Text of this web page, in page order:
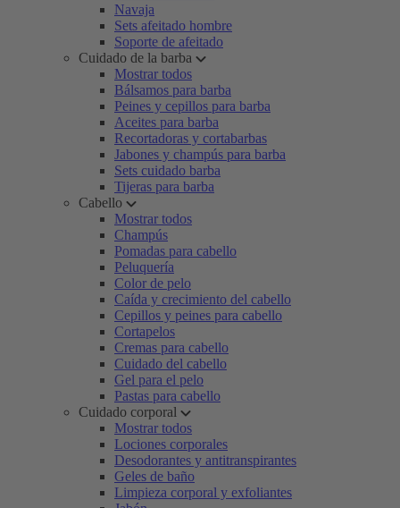
Navaja
Sets afeitado hombre
Soporte de afeitado
Cuidado de la barba
Mostrar todos
Bálsamos para barba
Peines y cepillos para barba
Aceites para barba
Recortadoras y cortabarbas
Jabones y champús para barba
Sets cuidado barba
Tijeras para barba
Cabello
Mostrar todos
Champús
Pomadas para cabello
Peluquería
Color de pelo
Caída y crecimiento del cabello
Cepillos y peines para cabello
Cortapelos
Cremas para cabello
Cuidado del cabello
Gel para el pelo
Pastas para cabello
Cuidado corporal
Mostrar todos
Lociones corporales
Desodorantes y antitranspirantes
Geles de baño
Limpieza corporal y exfoliantes